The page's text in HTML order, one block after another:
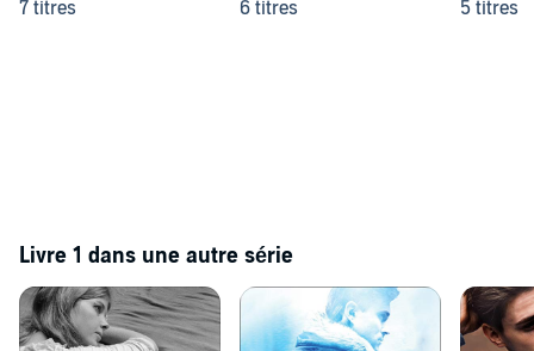
7 titres
6 titres
5 titres
Livre 1 dans une autre série